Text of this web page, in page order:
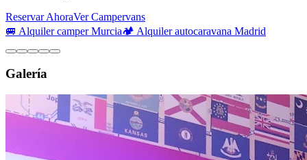
Reservar AhoraVer Campervans
🚐 Alquiler camper Murcia🏕️ Alquiler autocaravana Madrid
Galería